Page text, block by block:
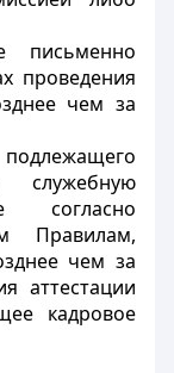
письменно
проведения
чем за
служебную
согласно
Правилам,
чем за
аттестации
кадровое